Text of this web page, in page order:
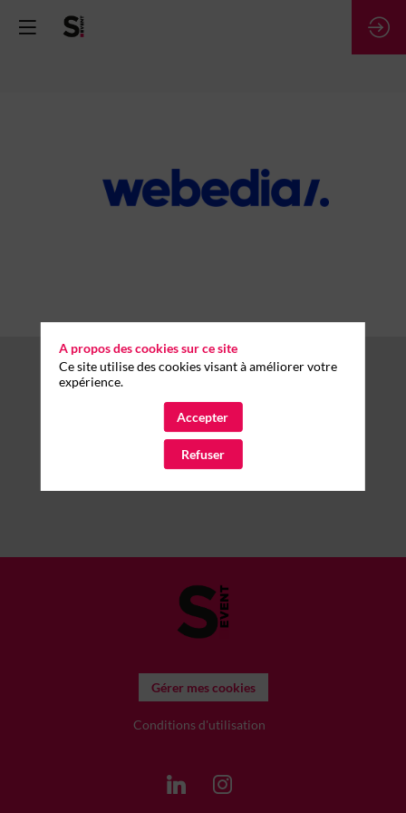
Webedia
Gérer mes cookies
Conditions d'utilisation
A propos des cookies sur ce site
Ce site utilise des cookies visant à améliorer votre
expérience.
Accepter
Refuser